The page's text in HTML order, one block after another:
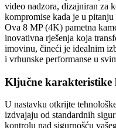
video nadzora, dizajniran za
kompromise kada je u
Ova 8 MP (4K) pametna
inovativna rješenja koja
imovinu, čineći je idealnim
i vrhunske performanse u
Ključne karakteristike
U nastavku otkrijte
izdvajaju od standardnih
kontrolu nad sigurnošću